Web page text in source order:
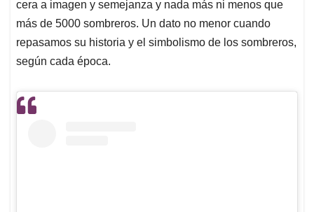
cera a imagen y semejanza y nada más ni menos que
más de 5000 sombreros. Un dato no menor cuando
repasamos su historia y el simbolismo de los sombreros,
según cada época.